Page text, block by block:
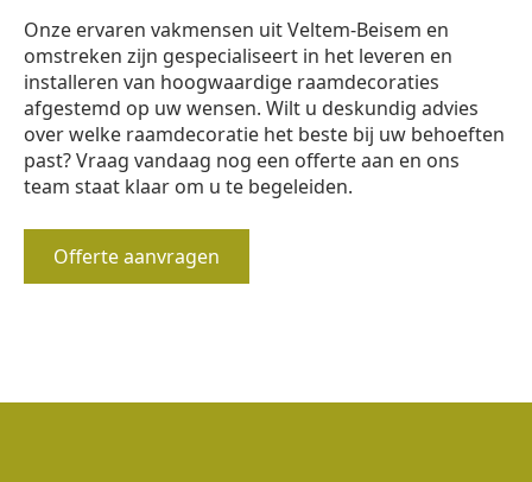
Onze ervaren vakmensen uit Veltem-Beisem en
omstreken zijn gespecialiseert in het leveren en
installeren van hoogwaardige raamdecoraties
afgestemd op uw wensen. Wilt u deskundig advies
over welke raamdecoratie het beste bij uw behoeften
past? Vraag vandaag nog een offerte aan en ons
team staat klaar om u te begeleiden.
Offerte aanvragen